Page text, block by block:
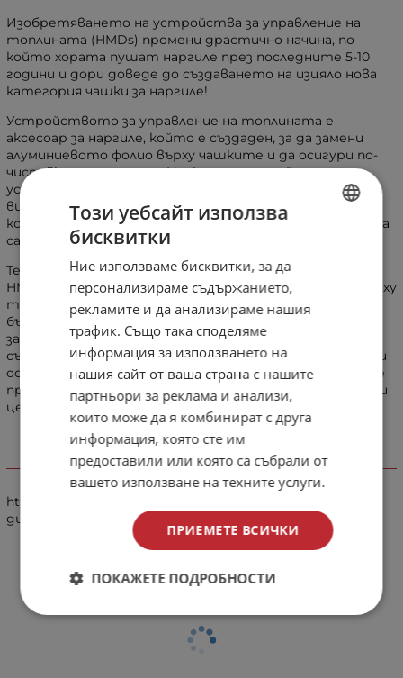
Изобретяването на устройства за управление на
топлината (HMDs) промени драстично начина, по
който хората пушат наргиле през последните 5-10
години и дори доведе до създаването на изцяло нова
категория чашки за наргиле!
Устройството за управление на топлината е
аксесоар за наргиле, който е създаден, за да замени
алуминиевото фолио върху чашките и да осигури по-
чист вкус при пушене. Уникалният дизайн на тези
устройства създаде необходимостта от специален
вид чашка за наргиле с определени спецификации,
която да държи устройствата здраво и сигурно. Това
са
HMD-съвместимите чашки
Тези чашки разполагат с вътрешна „устна“, в която
HMD като Kaloud Lotus Plus може да стои сигурно върху
тях и да приляга перфектно. Дизайнът им може да
бъде традиционен, Phunnel или Vortex. Не е
задължително да пушите наргиле точно с HMD
съвместими чашки, но трябва да знаете, че те ще ви
осигурят най-приятното и безпроблемно изживяване
при пушене, тъй като са специално направени за тази
цел.
Използвани материали
https://www.hookah-shisha.com/blog/hookah-bowl-buying-
guide
Този уебсайт използва
бисквитки
Ние използваме бисквитки, за да
персонализираме съдържанието,
рекламите и да анализираме нашия
трафик. Също така споделяме
информация за използването на
нашия сайт от ваша страна с нашите
партньори за реклама и анализи,
които може да я комбинират с друга
информация, която сте им
предоставили или която са събрали от
вашето използване на техните услуги.
ПРИЕМЕТЕ ВСИЧКИ
ПОКАЖЕТЕ ПОДРОБНОСТИ